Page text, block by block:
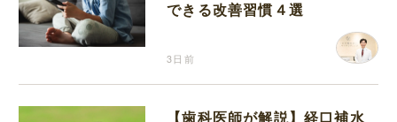
できる改善習慣４選
3日前
【歯科医師が解説】経口補水